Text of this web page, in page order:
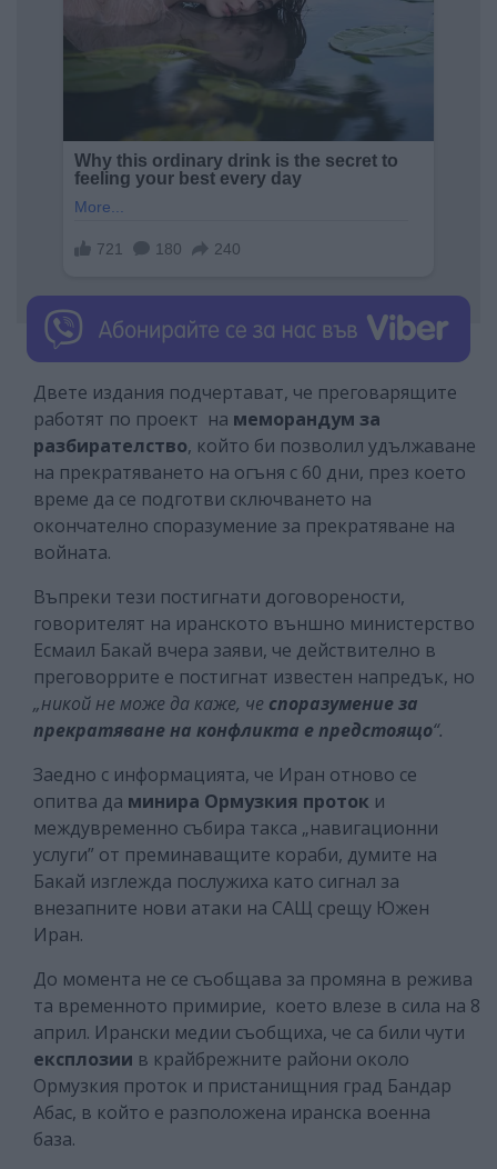
Двете издания подчертават, че преговарящите
работят по проект на меморандум за
разбирателство, който би позволил удължаване
на прекратяването на огъня с 60 дни, през което
време да се подготви сключването на
окончателно споразумение за прекратяване на
войната.
Въпреки тези постигнати договорености,
говорителят на иранското външно министерство
Есмаил Бакай вчера заяви, че действително в
преговоррите е постигнат известен напредък, но
„никой не може да каже, че споразумение за
прекратяване на конфликта е предстоящо“.
Заедно с информацията, че Иран отново се
опитва да минира Ормузкия проток и
междувременно събира такса „навигационни
услуги” от преминаващите кораби, думите на
Бакай изглежда послужиха като сигнал за
внезапните нови атаки на САЩ срещу Южен
Иран.
До момента не се съобщава за промяна в режива
та временното примирие, което влезе в сила на 8
април. Ирански медии съобщиха, че са били чути
експлозии в крайбрежните райони около
Ормузкия проток и пристанищния град Бандар
Абас, в който е разположена иранска военна
база.